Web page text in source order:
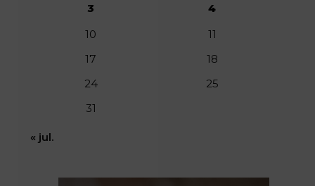
3
4
10
11
17
18
24
25
31
« jul.